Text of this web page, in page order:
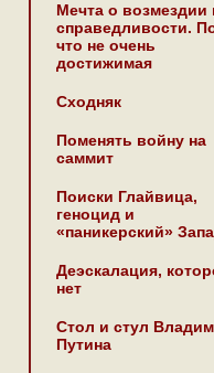
Мечта о возмездии
справедливости.
что не очень
достижимая
Сходняк
Поменять войну на
саммит
Поиски Глайвица,
геноцид и
«паникерский»
Деэскалация,
нет
Стол и стул
Путина